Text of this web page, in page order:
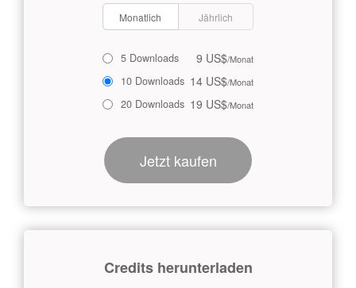
Monatlich Jährlich
5 Downloads 9 US$/Monat
10 Downloads 14 US$/Monat
20 Downloads 19 US$/Monat
Jetzt kaufen
Credits herunterladen